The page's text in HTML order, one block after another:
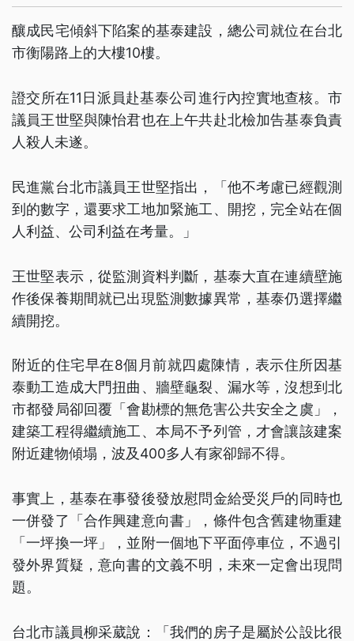
釀成民宅傾斜下陷案的基泰建設，總公司就位在台北
市衡陽路上的大樓10樓。
證交所在11日派員赴基泰公司進行內控實地查核。市
議員王世堅與陳怡君也在上午共赴北檢加告基泰負責
人殺人未遂。
民進黨台北市議員王世堅指出，「他不考慮已經觀測
到的數字，還要求工地加緊施工、開挖，完全站在個
人利益、公司利益在考量。」
王世堅表示，從監測資料判斷，基泰大直在連續壁施
作後保養期間就已出現監測數據異常，基泰仍選擇繼
續開挖。
附近的住宅早在8個月前就四處陳情，表示住所因基
泰動工造成大門扭曲、牆壁龜裂、漏水等，沒想到北
市都發局卻回覆「會勘標的無危害公共安全之虞」，
建築工程得繼續施工、本局不予列管，才會讓該建案
附近建物傾塌，波及400多人有家卻歸不得。
事實上，基泰在事發後發放慰問金給受災戶的同時也
一併發了「合作興建意向書」，條件包含舊建物重建
「一坪換一坪」，並附一個地下平面停車位，不過引
發外界質疑，意向書的文義不明，未來一定會出現問
題。
台北市議員柳采葳說：「我們的房子是屬於公設比很